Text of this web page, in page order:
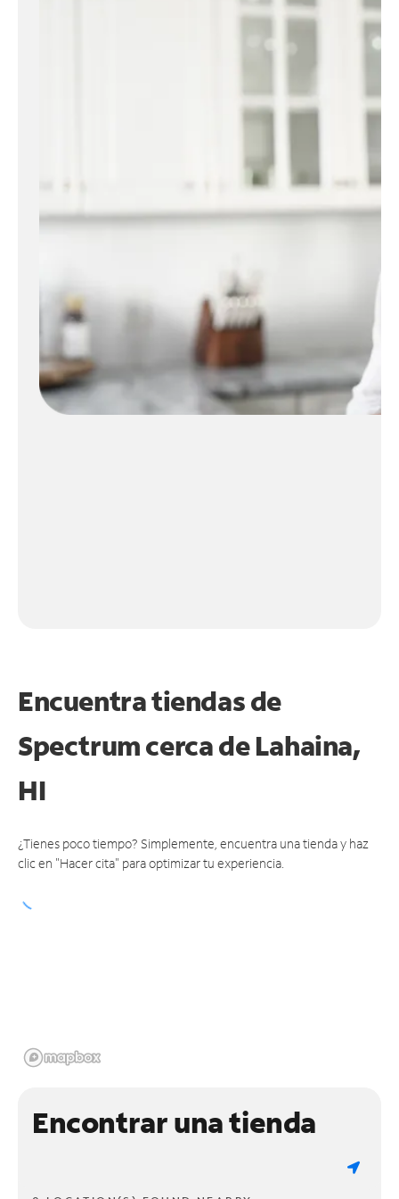
Encuentra tiendas de
Spectrum cerca deLahaina,
HI
¿Tienes poco tiempo? Simplemente, encuentra una tienda y haz
clic en "Hacer cita" para optimizar tu experiencia.
Encontrar una tienda